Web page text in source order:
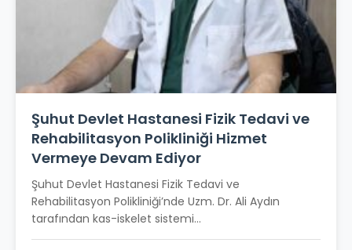
Şuhut Devlet Hastanesi Fizik Tedavi ve
Rehabilitasyon Polikliniği Hizmet
Vermeye Devam Ediyor
Şuhut Devlet Hastanesi Fizik Tedavi ve
Rehabilitasyon Polikliniği’nde Uzm. Dr. Ali Aydın
tarafından kas-iskelet sistemi...